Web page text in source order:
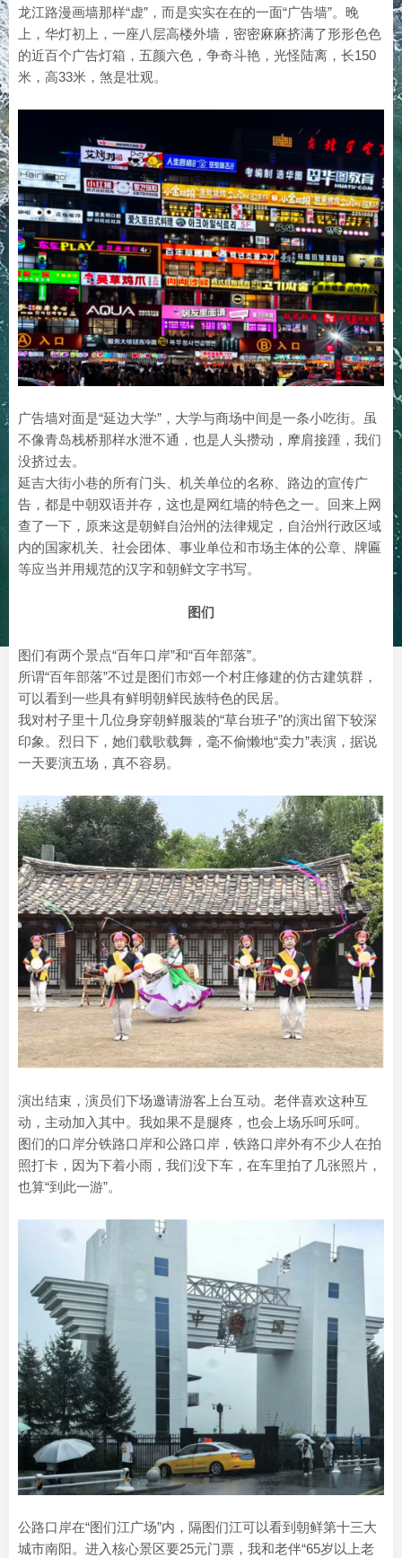
龙江路漫画墙那样“虚”，而是实实在在的一面“广告墙”。晚
上，华灯初上，一座八层高楼外墙，密密麻麻挤满了形形色色
的近百个广告灯箱，五颜六色，争奇斗艳，光怪陆离，长150
米，高33米，煞是壮观。
广告墙对面是“延边大学”，大学与商场中间是一条小吃街。虽
不像青岛栈桥那样水泄不通，也是人头攒动，摩肩接踵，我们
没挤过去。
延吉大街小巷的所有门头、机关单位的名称、路边的宣传广
告，都是中朝双语并存，这也是网红墙的特色之一。回来上网
查了一下，原来这是朝鲜自治州的法律规定，自治州行政区域
内的国家机关、社会团体、事业单位和市场主体的公章、牌匾
等应当并用规范的汉字和朝鲜文字书写。
图们
图们有两个景点“百年口岸”和“百年部落”。
所谓“百年部落”不过是图们市郊一个村庄修建的仿古建筑群，
可以看到一些具有鲜明朝鲜民族特色的民居。
我对村子里十几位身穿朝鲜服装的“草台班子”的演出留下较深
印象。烈日下，她们载歌载舞，毫不偷懒地“卖力”表演，据说
一天要演五场，真不容易。
演出结束，演员们下场邀请游客上台互动。老伴喜欢这种互
动，主动加入其中。我如果不是腿疼，也会上场乐呵乐呵。
图们的口岸分铁路口岸和公路口岸，铁路口岸外有不少人在拍
照打卡，因为下着小雨，我们没下车，在车里拍了几张照片，
也算“到此一游”。
公路口岸在“图们江广场”内，隔图们江可以看到朝鲜第十三大
城市南阳。进入核心景区要25元门票，我和老伴“65岁以上老